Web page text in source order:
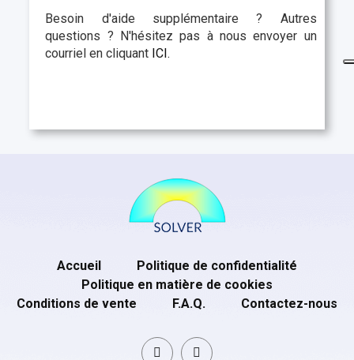
Besoin d'aide supplémentaire ? Autres
questions ? N'hésitez pas à nous envoyer un
courriel en cliquant ICI.
Accueil
Politique de confidentialité
Politique en matière de cookies
Conditions de vente
F.A.Q. Contactez-nous